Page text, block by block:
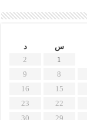
س
د
1
2
8
9
15
16
22
23
29
30